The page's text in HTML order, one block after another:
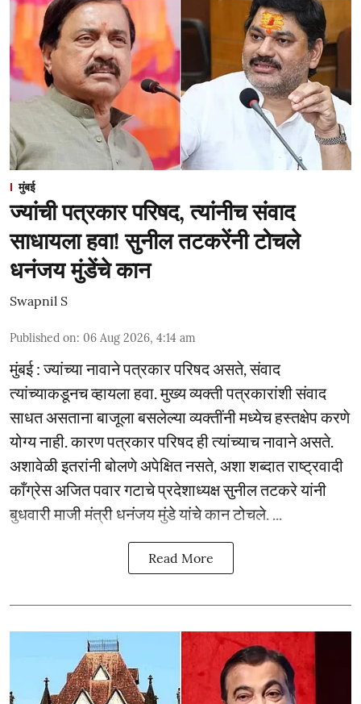
मुंबई
ज्यांची पत्रकार परिषद, त्यांनीच संवाद
साधायला हवा! सुनील तटकरेंनी टोचले
धनंजय मुंडेंचे कान
Swapnil S
Published on: 06 Aug 2026, 4:14 am
मुंबई : ज्यांच्या नावाने पत्रकार परिषद असते, संवाद
त्यांच्याकडूनच व्हायला हवा. मुख्य व्यक्ती पत्रकारांशी संवाद
साधत असताना बाजूला बसलेल्या व्यक्तींनी मध्येच हस्तक्षेप करणे
योग्य नाही. कारण पत्रकार परिषद ही त्यांच्याच नावाने असते.
अशावेळी इतरांनी बोलणे अपेक्षित नसते, अशा शब्दात राष्ट्रवादी
काँग्रेस अजित पवार गटाचे प्रदेशाध्यक्ष सुनील तटकरे यांनी
बुधवारी माजी मंत्री धनंजय मुंडे यांचे कान टोचले. ...
Read More